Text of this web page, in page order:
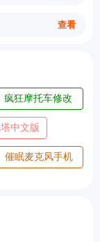
查看
机推理杀
我是创造者手
机版
王牌竞速vivo渠道